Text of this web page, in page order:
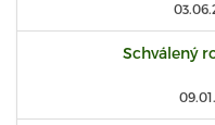
Schválený